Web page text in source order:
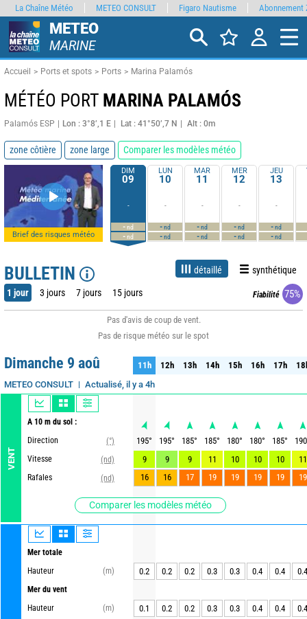
METEO
MARINE
Accueil Ports et spots Ports Marina Palamós
MÉTÉO PORT MARINA PALAMÓS
Palamós ESP Lon : 3°8’,1 E Lat : 41°50’,7 N Alt : 0m
zone côtière zone large Comparer les modèles météo
Brief des risques météo
DIM
09
-
-nd
-nd
LUN
10
-
-nd
-nd
MAR
11
-
-nd
-nd
MER
12
-
-nd
-nd
JEU
13
-
-nd
-nd
BULLETIN détaillé synthétique
1 jour 3 jours 7 jours 15 jours Fiabilité 75%
Pas d'avis de coup de vent.
Pas de risque météo sur le spot
Dimanche 9 aoû
METEO CONSULT Actualisé, il y a 4h
VENT
A 10 m du sol :
Direction
(°)
Vitesse
(nd)
Rafales
(nd)
Comparer les modèles météo
Mer totale
Hauteur
(m)
Mer du vent
Hauteur
(m)
11h 12h 13h 14h 15h 16h 17h
11h 12h 13h 14h 15h 16h 17h
195° 195° 185° 185° 180° 180° 185°
190
9
9 9 11 10 10 10
11
16
16 17 19 19 19 19 19
0.2 0.2 0.2 0.3 0.3 0.4 0.4 0.4
0.1 0.2 0.2 0.3 0.3 0.4 0.4 0.4
La Chaîne Météo METEO CONSULT Figaro Nautisme Abonnement